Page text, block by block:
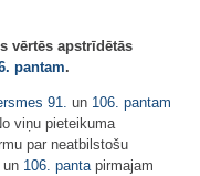
vērtēs apstrīdētās
pantam.
91. un 106. pantam
viņu pieteikuma
par neatbilstošu
106. pantapirmajam